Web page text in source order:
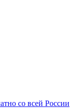
со всей России